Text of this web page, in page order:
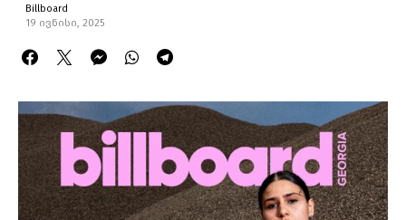
Billboard
19 ივნისი, 2025